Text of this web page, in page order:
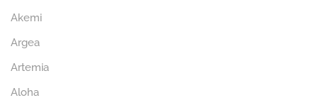
Akemi
Argea
Artemia
Aloha